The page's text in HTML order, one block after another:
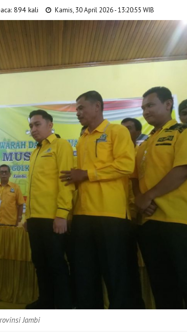
894 kali Kamis, 30 April 2026 - 13:20:55 WIB
Jambi